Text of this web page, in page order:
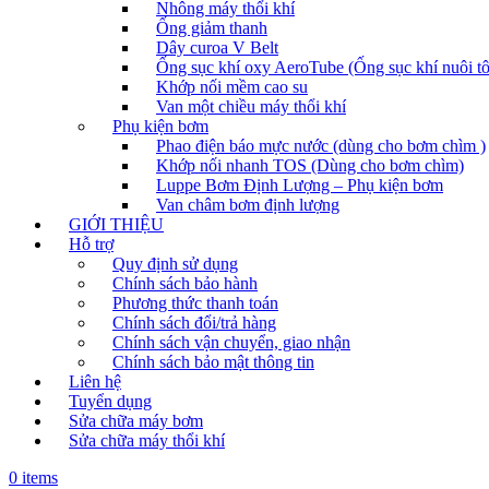
Nhông máy thổi khí
Ống giảm thanh
Dây curoa V Belt
Ống sục khí oxy AeroTube (Ống sục khí nuôi
Khớp nối mềm cao su
Van một chiều máy thổi khí
Phụ kiện bơm
Phao điện báo mực nước (dùng cho bơm chìm )
Khớp nối nhanh TOS (Dùng cho bơm chìm)
Luppe Bơm Định Lượng – Phụ kiện bơm
Van châm bơm định lượng
GIỚI THIỆU
Hỗ trợ
Quy định sử dụng
Chính sách bảo hành
Phương thức thanh toán
Chính sách đổi/trả hàng
Chính sách vận chuyển, giao nhận
Chính sách bảo mật thông tin
Liên hệ
Tuyển dụng
Sửa chữa máy bơm
Sửa chữa máy thổi khí
0 items